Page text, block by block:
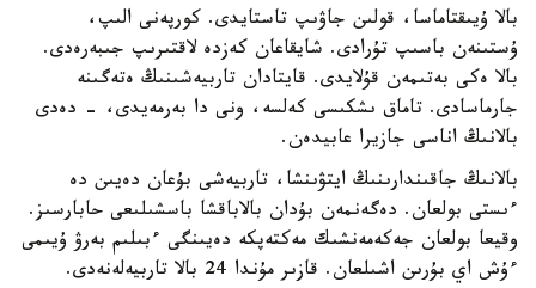
بالا ۇيىقتاماسا، قولىن جاۋىپ تاستايدى. كورپەنى الىپ،
ۇستىنەن باسىپ تۇرادى. شايقاعان كەزدە لاقتىرىپ جىبەرەدى.
بالا ەكى بەتىمەن قۇلايدى. قايتادان تاربيەشىنىڭ ەتەگىنە
جارماسادى. تاماق ىشكىسى كەلسە، ونى دا بەرمەيدى، - دەدى
بالانىڭ اناسى جازيرا عابيدەن.
بالانىڭ جاقىندارىنىڭ ايتۋىنشا، تاربيەشى بۇعان دەيىن دە
ءىستى بولعان. دەگەنمەن بۇدان بالاباقشا باسشىلىعى حابارسىز.
وقيعا بولعان جەكەمەنشىك مەكتەپكە دەيىنگى ءبىلىم بەرۋ ۇيىمى
ءۇش اي بۇرىن اشىلعان. قازىر مۇندا 24 بالا تاربيەلەنەدى.